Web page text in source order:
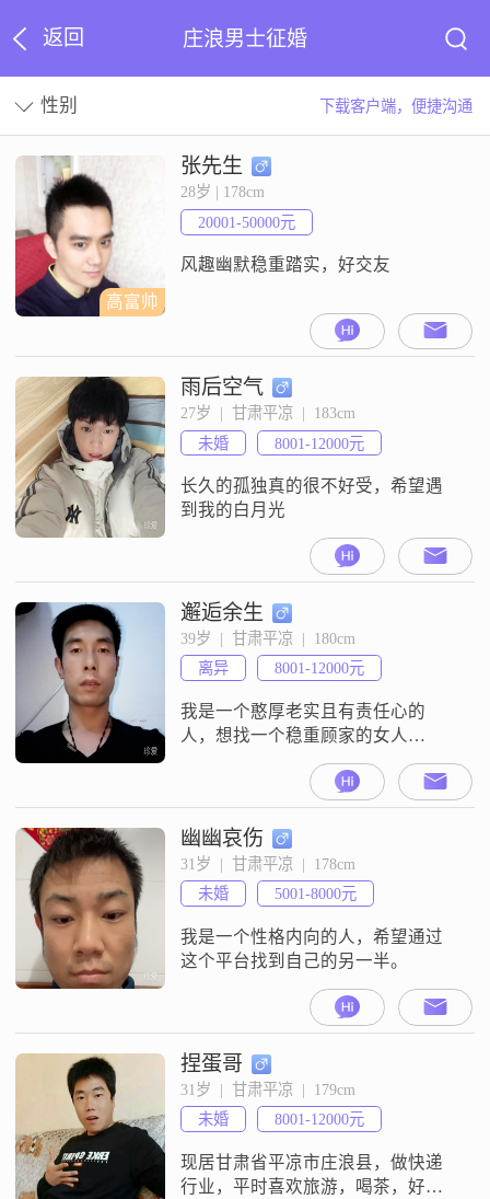
返回 庄浪男士征婚
性别 下载客户端，便捷沟通
高富帅
张先生
28岁 | 178cm
20001-50000元
风趣幽默稳重踏实，好交友
雨后空气
27岁  |  甘肃平凉  |  183cm
未婚
8001-12000元
长久的孤独真的很不好受，希望遇
到我的白月光
邂逅余生
39岁  |  甘肃平凉  |  180cm
离异
8001-12000元
我是一个憨厚老实且有责任心的
人，想找一个稳重顾家的女人
##3002##其余方面可以了解
幽幽哀伤
31岁  |  甘肃平凉  |  178cm
未婚
5001-8000元
我是一个性格内向的人，希望通过
这个平台找到自己的另一半。
捏蛋哥
31岁  |  甘肃平凉  |  179cm
未婚
8001-12000元
现居甘肃省平凉市庄浪县，做快递
行业，平时喜欢旅游，喝茶，好